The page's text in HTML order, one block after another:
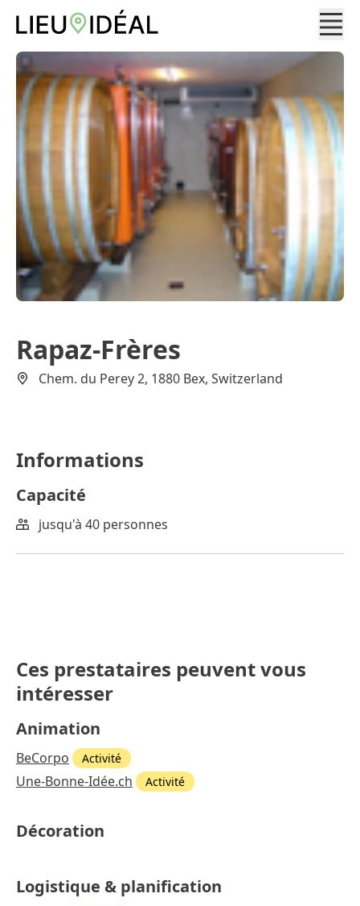
Rapaz-Frères
Chem. du Perey 2, 1880 Bex, Switzerland
Informations
Capacité
jusqu'à 40 personnes
Ces prestataires peuvent vous
intéresser
Animation
BeCorpo Activité
Une-Bonne-Idée.ch Activité
Décoration
Logistique & planification